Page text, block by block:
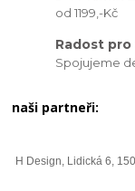
od 1199,-Kč
Radost pro
Spojujeme
naši partneři:
H Design, Lidická 6,